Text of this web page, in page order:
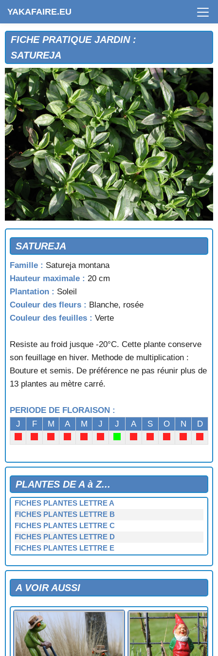
YAKAFAIRE.EU
FICHE PRATIQUE JARDIN :
SATUREJA
SATUREJA
Famille : Satureja montana
Hauteur maximale : 20 cm
Plantation : Soleil
Couleur des fleurs : Blanche, rosée
Couleur des feuilles : Verte
Resiste au froid jusque -20°C. Cette plante conserve
son feuillage en hiver. Methode de multiplication :
Bouture et semis. De préférence ne pas réunir plus de
13 plantes au mètre carré.
PERIODE DE FLORAISON :
J
F M A M J J A S O N D
PLANTES DE A à Z...
FICHES PLANTES LETTRE A
FICHES PLANTES LETTRE B
FICHES PLANTES LETTRE C
FICHES PLANTES LETTRE D
FICHES PLANTES LETTRE E
FICHES PLANTES LETTRE G
FICHES PLANTES LETTRE H
FICHES PLANTES LETTRE I
FICHES PLANTES LETTRE K
FICHES PLANTES LETTRE L
FICHES PLANTES LETTRE M
FICHES PLANTES LETTRE N
A VOIR AUSSI